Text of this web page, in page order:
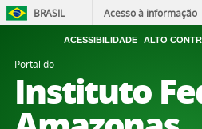
BRASIL Acesso à informação
ACESSIBILIDADE ALTO
Portal do
Instituto